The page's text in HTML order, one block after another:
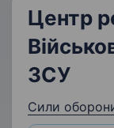
Центр
ЗСУ
Сили